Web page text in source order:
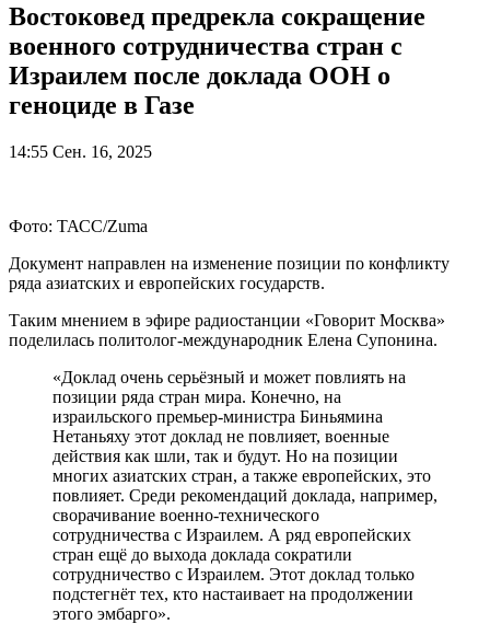
Востоковед предрекла сокращение
военного сотрудничества стран с
Израилем после доклада ООН о
геноциде в Газе
14:55 Сен. 16, 2025
Фото: ТАСС/Zuma
Документ направлен на изменение позиции по конфликту
ряда азиатских и европейских государств.
Таким мнением в эфире радиостанции «Говорит Москва»
поделилась политолог-международник Елена Супонина.
«Доклад очень серьёзный и может повлиять на
позиции ряда стран мира. Конечно, на
израильского премьер-министра Биньямина
Нетаньяху этот доклад не повлияет, военные
действия как шли, так и будут. Но на позиции
многих азиатских стран, а также европейских, это
повлияет. Среди рекомендаций доклада, например,
сворачивание военно-технического
сотрудничества с Израилем. А ряд европейских
стран ещё до выхода доклада сократили
сотрудничество с Израилем. Этот доклад только
подстегнёт тех, кто настаивает на продолжении
этого эмбарго».